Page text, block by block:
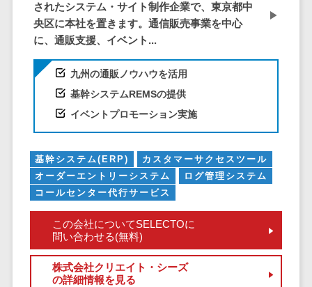
電話認証サービス> DLPツール>
UTM> 不正検知サービス>
業務全般
FAX配信システム>
帳票配信サービス>
BPMツール>
ChatGPTサービス>
ワークフローシステム>
マニュアル作成ツール>
問い合わせ管
理システム
遠隔サポート
ー代行サービス
通話録音・解
チャットボッ
ト
FAQシステム
ション
オンラインス
トレージ（ファ
されたシステム・サイト制作企業で、東京都中
央区に本社を置きます。通信販売事業を中心
に、通販支援、イベント...
九州の通販ノウハウを活用
基幹システムREMSの提供
イベントプロモーション実施
基幹システム(ERP)
カスタマーサクセスツール
オーダーエントリーシステム
ログ管理システム
コールセンター代行サービス
この会社についてSELECTOに
問い合わせる(無料)
株式会社クリエイト・シーズ
の詳細情報を見る